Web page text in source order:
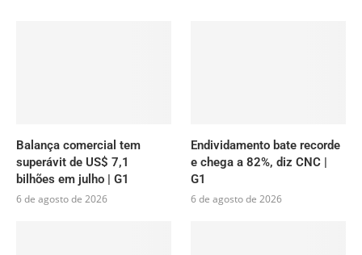
Balança comercial tem
superávit de US$ 7,1
bilhões em julho | G1
6 de agosto de 2026
Endividamento bate recorde
e chega a 82%, diz CNC |
G1
6 de agosto de 2026